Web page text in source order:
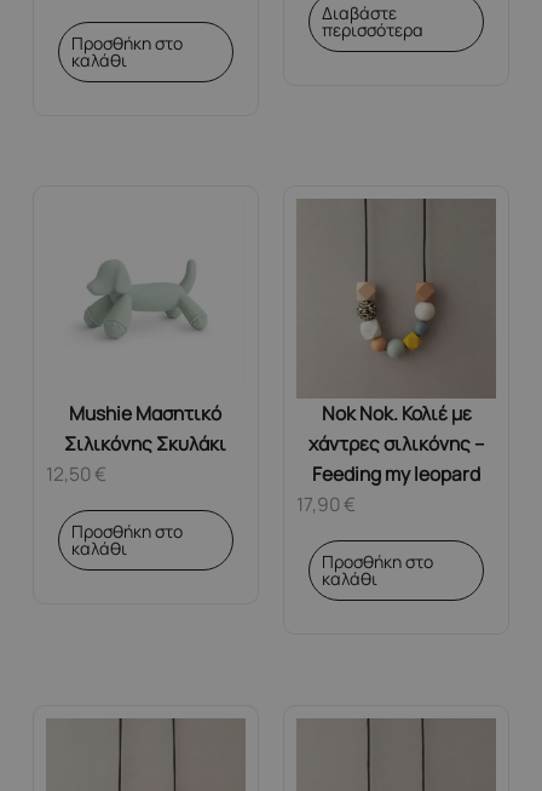
Προσθήκη στο
καλάθι
Διαβάστε
περισσότερα
Mushie Μασητικό
Σιλικόνης Σκυλάκι
12,50€
Προσθήκη στο
καλάθι
Nok Nok. Κολιέ με
χάντρες σιλικόνης –
Feeding my leopard
17,90€
Προσθήκη στο
καλάθι